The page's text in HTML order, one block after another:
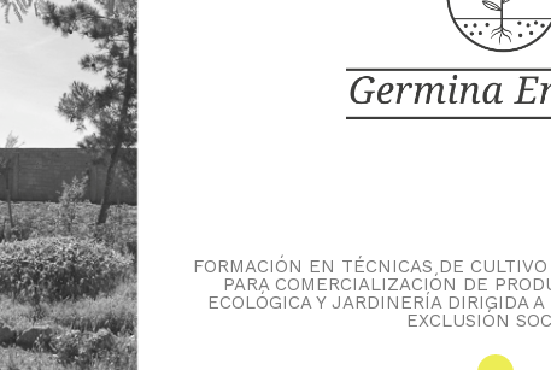
FORMACIÓN EN TÉCNICAS DE
PARA COMERCIALIZACIÓN DE
ECOLÓGICA Y JARDINERÍA DIRIGIDA
EXCLUSIÓN